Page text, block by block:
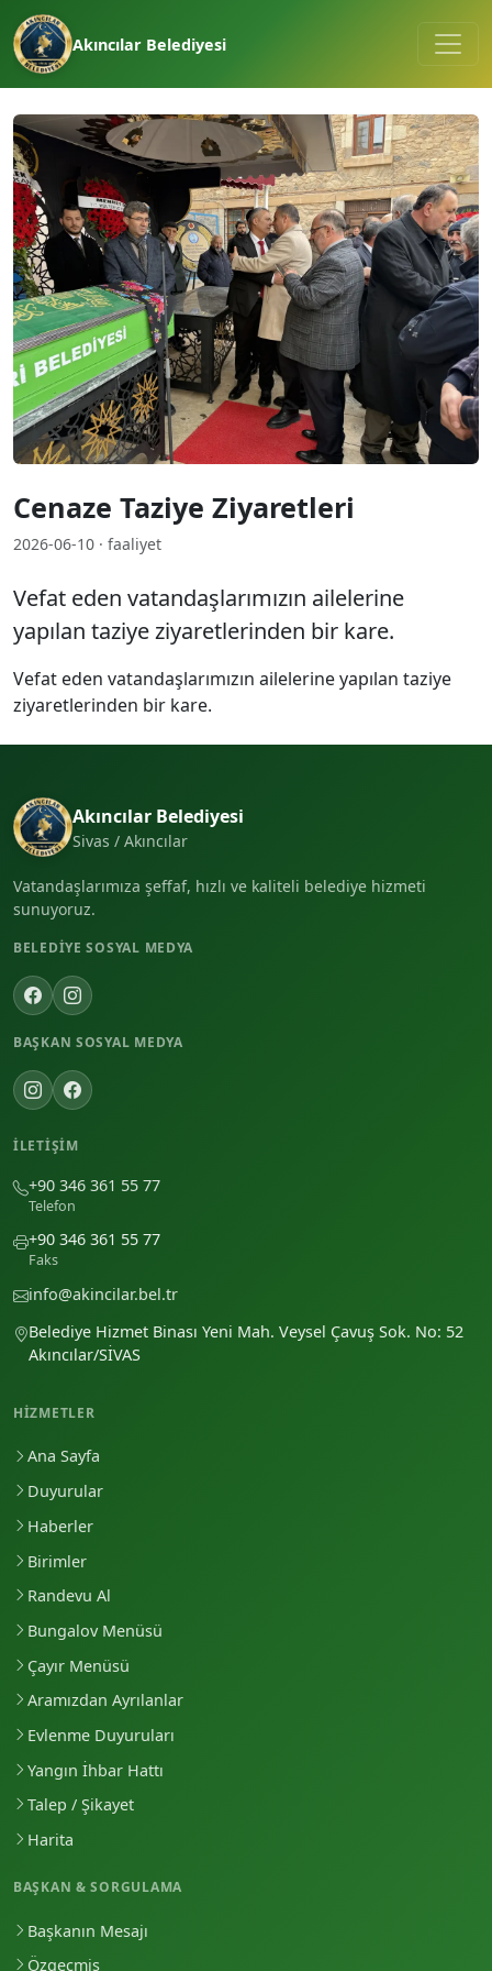
Akıncılar Belediyesi
Cenaze Taziye Ziyaretleri
2026-06-10 · faaliyet
Vefat eden vatandaşlarımızın ailelerine
yapılan taziye ziyaretlerinden bir kare.
Vefat eden vatandaşlarımızın ailelerine yapılan taziye
ziyaretlerinden bir kare.
Akıncılar Belediyesi
Sivas / Akıncılar
Vatandaşlarımıza şeffaf, hızlı ve kaliteli belediye hizmeti
sunuyoruz.
BELEDIYE SOSYAL MEDYA
BAŞKAN SOSYAL MEDYA
İLETIŞIM
+90 346 361 55 77
Telefon
+90 346 361 55 77
Faks
info@akincilar.bel.tr
Belediye Hizmet Binası Yeni Mah. Veysel Çavuş Sok. No: 52
Akıncılar/SİVAS
HIZMETLER
Ana Sayfa
Duyurular
Haberler
Birimler
Randevu Al
Bungalov Menüsü
Çayır Menüsü
Aramızdan Ayrılanlar
Evlenme Duyuruları
Yangın İhbar Hattı
Talep / Şikayet
Harita
BAŞKAN & SORGULAMA
Başkanın Mesajı
Özgeçmiş